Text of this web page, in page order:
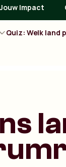
Jouw Impact
Quiz: Welk land